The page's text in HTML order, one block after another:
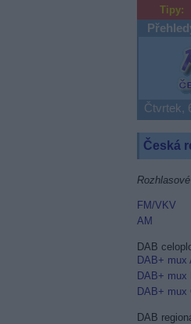
Tipy:
Čtvrtek,
Česká
FM/VKV
AM
DAB
DAB+ mux
DAB+ mux
DAB+ mux
DAB